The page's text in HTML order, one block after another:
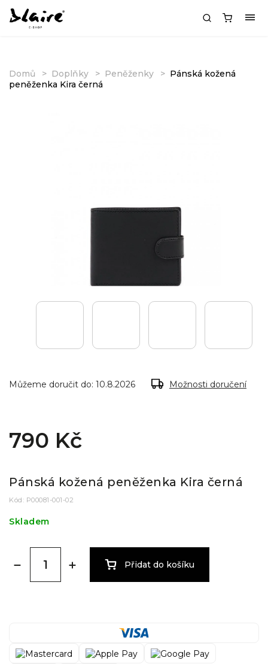
Domů Doplňky Peněženky
Pánská kožená
peněženka Kira černá
Můžeme doručit do: 10.8.2026 Možnosti doručení
790 Kč
Pánská kožená peněženka Kira černá
Kód: P00081-001-02
Skladem
Přidat do košíku